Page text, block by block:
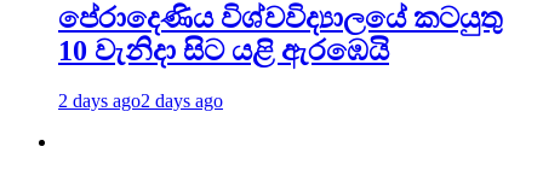
පේරාදෙණිය විශ්වවිද්‍යාලයේ කටයුතු
10 වැනිදා සිට යළි ඇරඹෙයි
2 days ago2 days ago